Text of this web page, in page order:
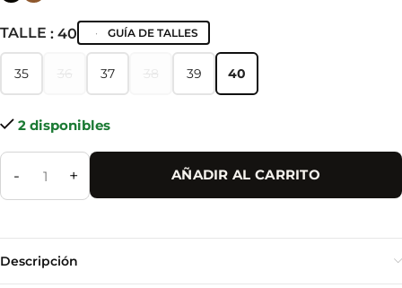
TALLE : 40 GUÍA DE TALLES
35
35 37
37 39
39 40
40
2 disponibles
- + AÑADIR AL CARRITO
Descripción